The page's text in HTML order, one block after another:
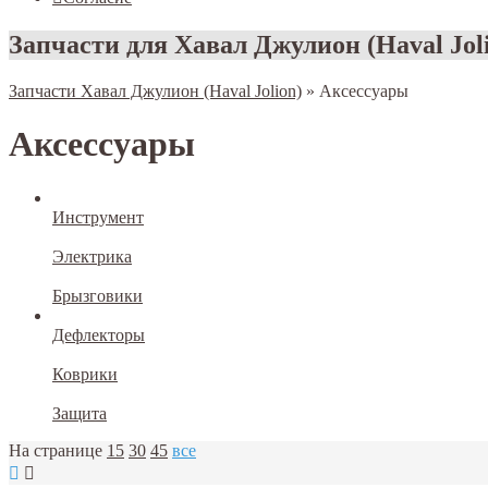
Запчасти для Хавал Джулион (Haval
Запчасти Хавал Джулион (Haval Jolion) » Аксессуары
Аксессуары
Инструмент
Электрика
Брызговики
Дефлекторы
Коврики
Защита
На странице 15 30 45 все